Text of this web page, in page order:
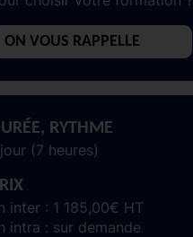
ON VOUS RAPPELLE
RYTHME
(7 heures)
inter : 1 185,00€ HT
intra : sur demande